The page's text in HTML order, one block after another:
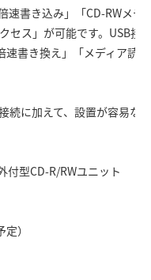
速書き込み」「CD-RWメ
セス」が可能です。USB接
速書き換え」「メディア読
続に加えて、設置が容易な
型CD-R/RWユニット
）